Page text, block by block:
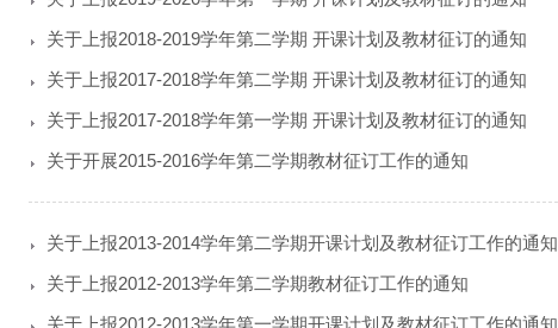
关于上报2018-2019学年第二学期 开课计划及教材征订的通知
关于上报2017-2018学年第二学期 开课计划及教材征订的通知
关于上报2017-2018学年第一学期 开课计划及教材征订的通知
关于开展2015-2016学年第二学期教材征订工作的通知
关于上报2013-2014学年第二学期开课计划及教材征订工作的通知
关于上报2012-2013学年第二学期教材征订工作的通知
关于上报2012-2013学年第一学期开课计划及教材征订工作的通知